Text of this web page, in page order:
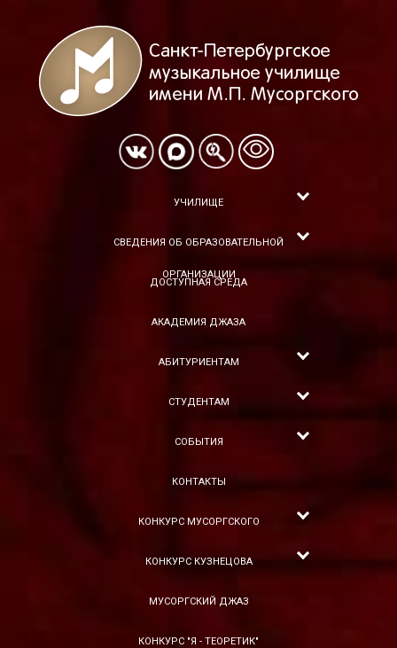
УЧИЛИЩЕ
СВЕДЕНИЯ ОБ ОБРАЗОВАТЕЛЬНОЙ
ОРГАНИЗАЦИИ
ДОСТУПНАЯ СРЕДА
АКАДЕМИЯ ДЖАЗА
АБИТУРИЕНТАМ
СТУДЕНТАМ
СОБЫТИЯ
КОНТАКТЫ
КОНКУРС МУСОРГСКОГО
КОНКУРС КУЗНЕЦОВА
МУСОРГСКИЙ ДЖАЗ
КОНКУРС "Я - ТЕОРЕТИК"